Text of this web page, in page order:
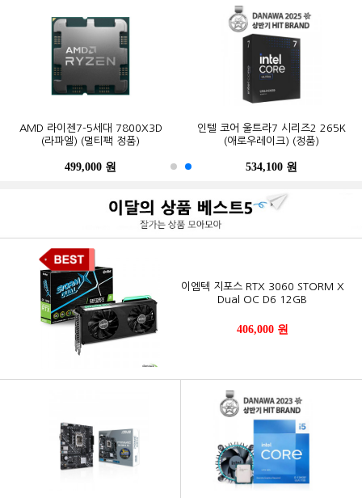
AMD 라이젠7-5세대 7800X3D
(라파엘) (멀티팩 정품)
499,000 원
인텔 코어 울트라7 시리즈2 265K
(애로우레이크) (정품)
534,100 원
ESSENCORE KLEVV DDR5-5600
CL46 파인인포 (16GB)
341,000 원
마이크론 Crucial DDR5-5600 CL46
PRO 대원씨티에스 (16GB)
387,000 원
GIGABYTE B650M K 피씨디렉트
123,000 원
ASUS TUF Gaming B850-PLUS WIFI
STCOM(조립용)
339,000 원
GIGABYTE 지포스 RTX 5060
WINDFORCE MAX OC D7 8GB
피씨디렉트
632,200 원
MSI 지포스 RTX 5070 게이밍 트리오
OC D7 12GB 트라이프로져4
1,299,000 원
Western Digital WD BLACK
SN850X M.2 NVMe (2TB)
550,000 원
삼성전자 990 PRO M.2 NVMe (2TB)
1,027,000 원
이엠텍 지포스 RTX 3060 STORM X
Dual OC D6 12GB
406,000 원